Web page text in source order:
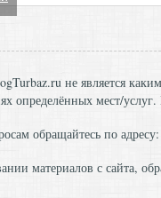
не является
определённых мест/
обращайтесь по адресу:
материалов с сайта,